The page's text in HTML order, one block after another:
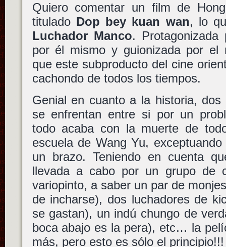
Quiero comentar un film de
titulado Dop bey kuan wan, lo
Luchador Manco.
por él mismo y guionizada por el
que este subproducto del cine
cachondo de todos los tiempos.
Genial en cuanto a la historia, dos
se enfrentan entre si por un
todo acaba con la muerte de
escuela de Wang Yu,
un brazo. Teniendo en cuenta
llevada a cabo por un grupo de
variopinto, a saber un par de
de incharse), dos luchadores de
se gastan), un indú chungo de
boca abajo es la pera), etc… la
más, pero esto es sólo el principio!!!